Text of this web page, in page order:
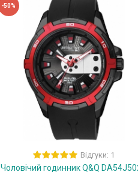
-50%
Відгуки: 1
Чоловічий годинник Q&Q